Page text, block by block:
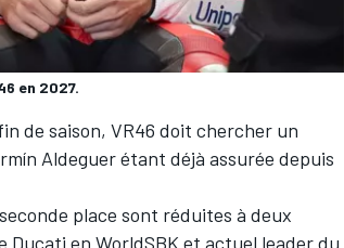
en 2027.
de saison, VR46 doit chercher un
Aldeguerétant déjà assurée depuis
place sont réduites à deux
Ducati en WorldSBK et actuel leader du